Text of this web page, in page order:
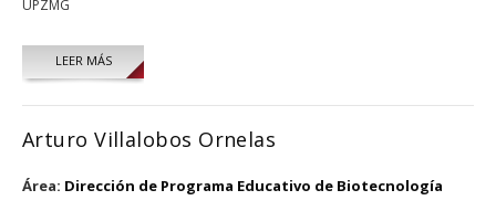
UPZMG
LEER MÁS
Arturo Villalobos Ornelas
Área: Dirección de Programa Educativo de Biotecnología